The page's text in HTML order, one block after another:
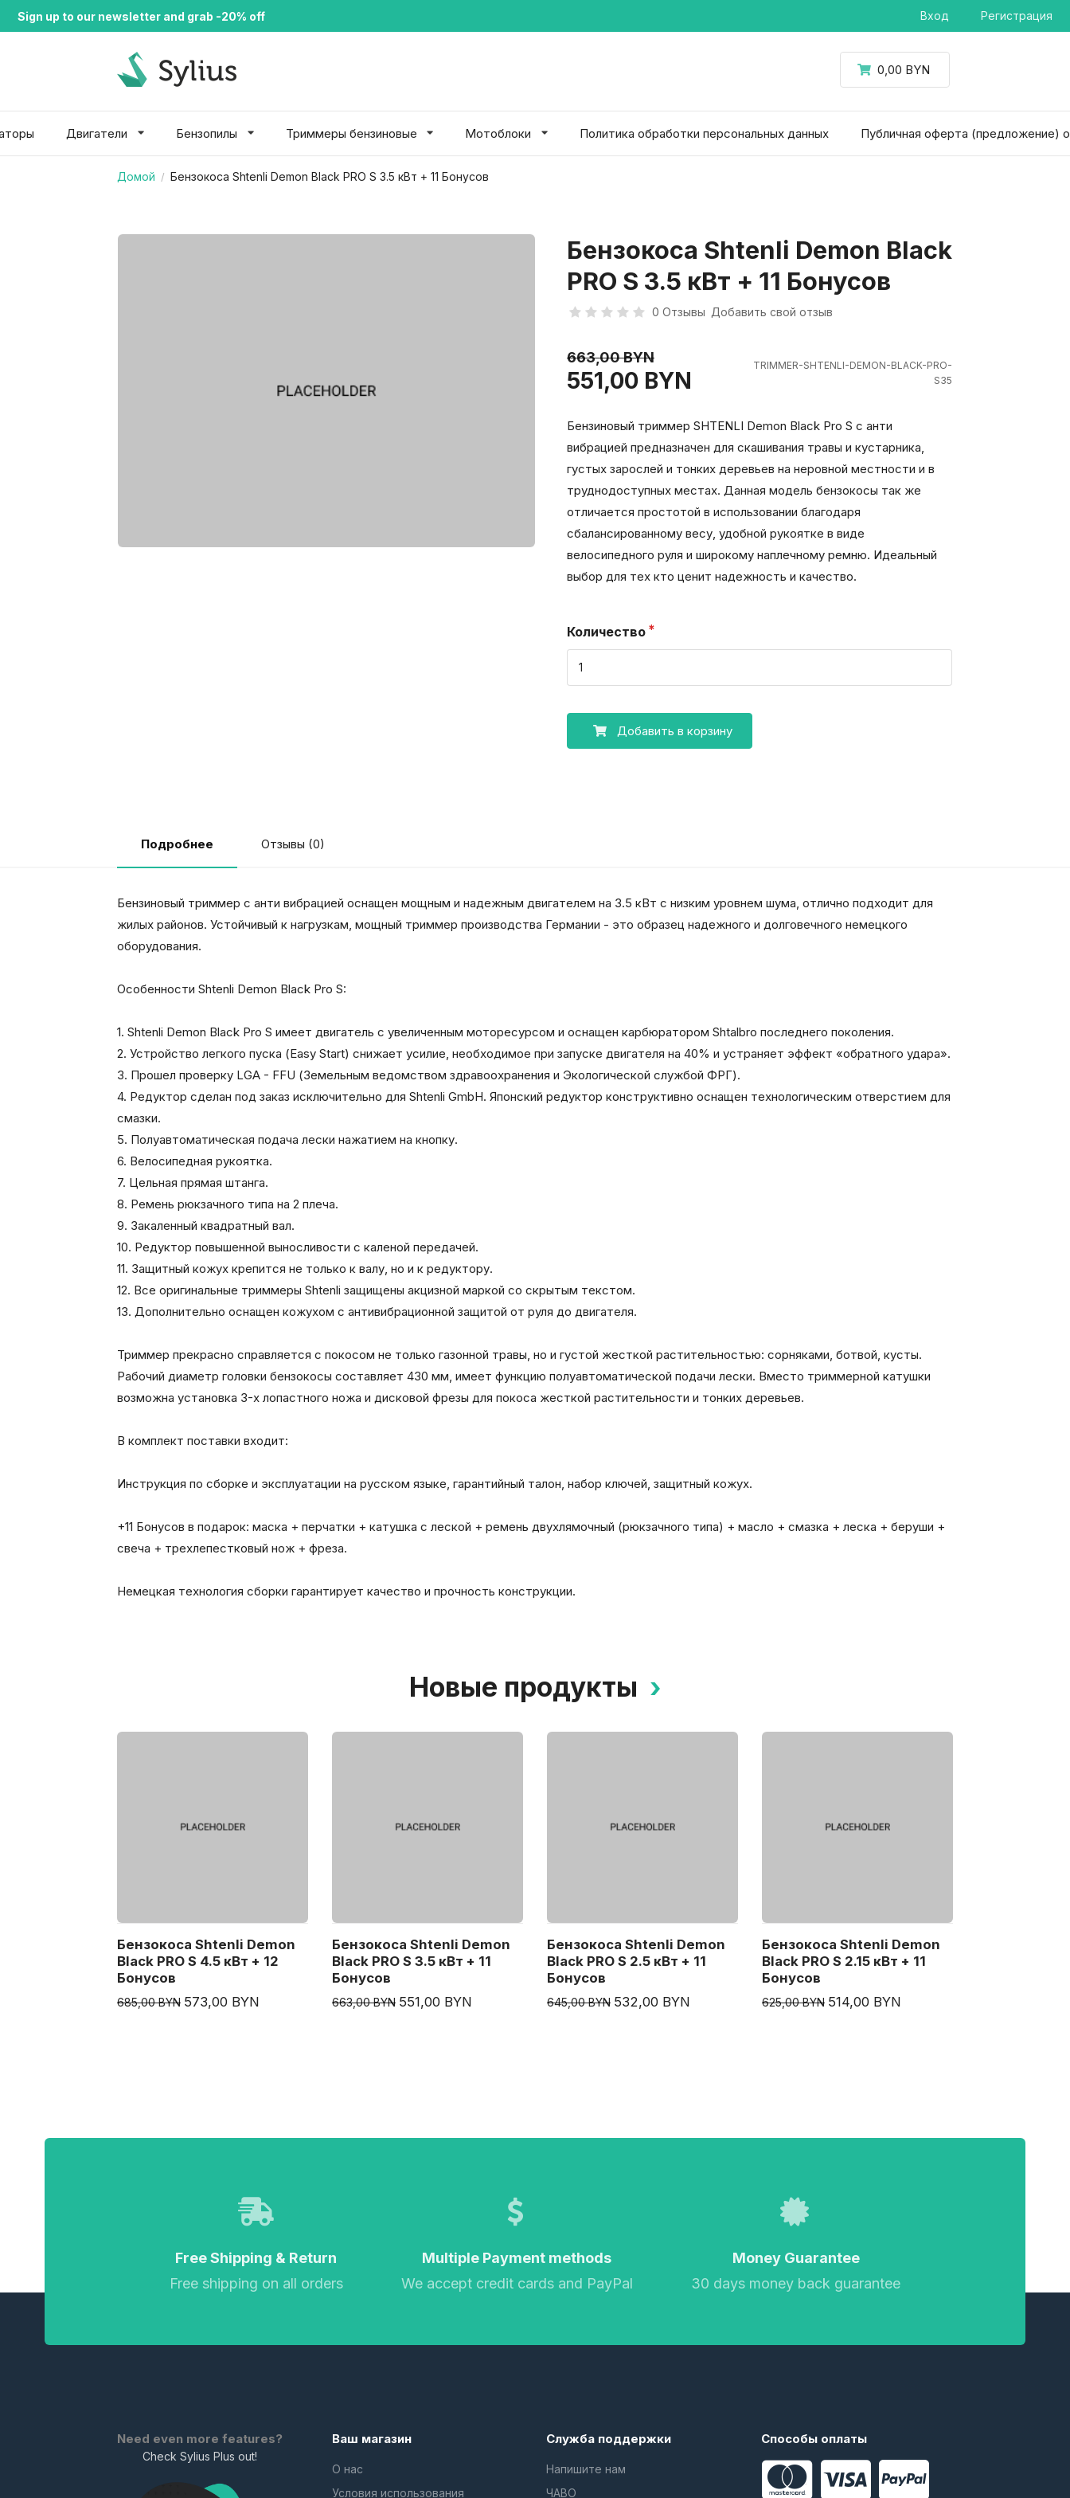
Sign up to our newsletter and grab -20% off Вход Регистрация
0,00 BYN
Двигатели Бензопилы Триммеры бензиновые Мотоблоки Политика обработки персональных данных Публичная оферта (предложение)
Домой / Бензокоса Shtenli Demon Black PRO S 3.5 кВт + 11 Бонусов
Бензокоса Shtenli Demon Black
PRO S 3.5 кВт + 11 Бонусов
0 Отзывы Добавить свой отзыв
663,00 BYN
551,00 BYN
TRIMMER-SHTENLI-DEMON-BLACK-PRO-
S35
Бензиновый триммер SHTENLI Demon Black Pro S с анти
вибрацией предназначен для скашивания травы и кустарника,
густых зарослей и тонких деревьев на неровной местности и в
труднодоступных местах. Данная модель бензокосы так же
отличается простотой в использовании благодаря
сбалансированному весу, удобной рукоятке в виде
велосипедного руля и широкому наплечному ремню. Идеальный
выбор для тех кто ценит надежность и качество.
Количество
Добавить в корзину
Подробнее Отзывы (0)
Бензиновый триммер с анти вибрацией оснащен мощным и надежным двигателем на 3.5 кВт с низким уровнем шума, отлично подходит для
жилых районов. Устойчивый к нагрузкам, мощный триммер производства Германии - это образец надежного и долговечного немецкого
оборудования.
Особенности Shtenli Demon Black Pro S:
1. Shtenli Demon Black Pro S имеет двигатель с увеличенным моторесурсом и оснащен карбюратором Shtalbro последнего поколения.
2. Устройство легкого пуска (Easy Start) снижает усилие, необходимое при запуске двигателя на 40% и устраняет эффект «обратного удара».
3. Прошел проверку LGA - FFU (Земельным ведомством здравоохранения и Экологической службой ФРГ).
4. Редуктор cделан под заказ исключительно для Shtenli GmbH. Японский редуктор конструктивно оснащен технологическим отверстием для
смазки.
5. Полуавтоматическая подача лески нажатием на кнопку.
6. Велосипедная рукоятка.
7. Цельная прямая штанга.
8. Ремень рюкзачного типа на 2 плеча.
9. Закаленный квадратный вал.
10. Редуктор повышенной выносливости с каленой передачей.
11. Защитный кожух крепится не только к валу, но и к редуктору.
12. Все оригинальные триммеры Shtenli защищены акцизной маркой со скрытым текстом.
13. Дополнительно оснащен кожухом с антивибрационной защитой от руля до двигателя.
Триммер прекрасно справляется с покосом не только газонной травы, но и густой жесткой растительностью: сорняками, ботвой, кусты.
Рабочий диаметр головки бензокосы составляет 430 мм, имеет функцию полуавтоматической подачи лески. Вместо триммерной катушки
возможна установка 3-х лопастного ножа и дисковой фрезы для покоса жесткой растительности и тонких деревьев.
В комплект поставки входит:
Инструкция по сборке и эксплуатации на русском языке, гарантийный талон, набор ключей, защитный кожух.
+11 Бонусов в подарок: маска + перчатки + катушка с леской + ремень двухлямочный (рюкзачного типа) + масло + смазка + леска + беруши +
свеча + трехлепестковый нож + фреза.
Немецкая технология сборки гарантирует качество и прочность конструкции.
Новые продукты
Бензокоса Shtenli Demon
Black PRO S 4.5 кВт + 12
Бонусов
685,00 BYN 573,00 BYN
Бензокоса Shtenli Demon
Black PRO S 3.5 кВт + 11
Бонусов
663,00 BYN 551,00 BYN
Бензокоса Shtenli Demon
Black PRO S 2.5 кВт + 11
Бонусов
645,00 BYN 532,00 BYN
Бензокоса Shtenli Demon
Black PRO S 2.15 кВт + 11
Бонусов
625,00 BYN 514,00 BYN
Free Shipping & Return
Free shipping on all orders
Multiple Payment methods
We accept credit cards and PayPal
Money Guarantee
30 days money back guarantee
Need even more features?
Check Sylius Plus out!
Ваш магазин
О нас
Условия использования
Служба поддержки
Напишите нам
ЧАВО
Способы оплаты